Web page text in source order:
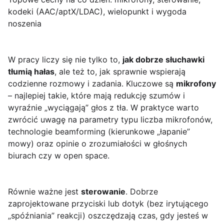
kodeki (AAC/aptX/LDAC), wielopunkt i wygoda
noszenia
W pracy liczy się nie tylko to, jak dobrze słuchawki
tłumią hałas, ale też to, jak sprawnie wspierają
codzienne rozmowy i zadania. Kluczowe są mikrofony
– najlepiej takie, które mają redukcję szumów i
wyraźnie „wyciągają” głos z tła. W praktyce warto
zwrócić uwagę na parametry typu liczba mikrofonów,
technologie beamforming (kierunkowe „łapanie”
mowy) oraz opinie o zrozumiałości w głośnych
biurach czy w open space.
Równie ważne jest sterowanie. Dobrze
zaprojektowane przyciski lub dotyk (bez irytującego
„spóźniania” reakcji) oszczędzają czas, gdy jesteś w